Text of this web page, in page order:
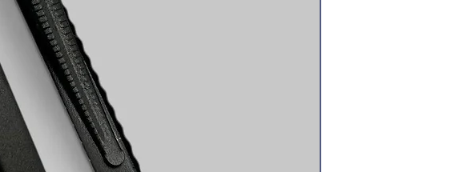
малювання шаблонів і вирізання кожної деталі
вручну. Акуратність: краї деталей виходять
ідеально рівними, тому що вирубка робиться
гострими різаками.
Часті сфери застосування
Аксесуари для волосся - готові банти
приклеюють на гумки, обідки, шпильки,
крокодильчики або пов'язки. Подарункова
упаковка - стильний елемент для прикрашання